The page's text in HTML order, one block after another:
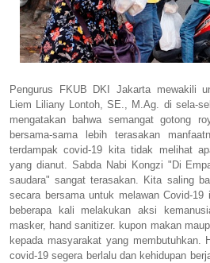
Pengurus FKUB DKI Jakarta mewakili
Liem Liliany Lontoh, SE., M.Ag. di sela-
mengatakan bahwa semangat gotong
bersama-sama lebih terasakan
terdampak covid-19 kita tidak melihat
yang dianut. Sabda Nabi Kongzi "Di
saudara" sangat terasakan. Kita saling
secara bersama untuk melawan Covid-
beberapa kali melakukan aksi
masker, hand sanitizer. kupon makan
kepada masyarakat yang membutuhkan.
covid-19 segera berlalu dan kehidupan